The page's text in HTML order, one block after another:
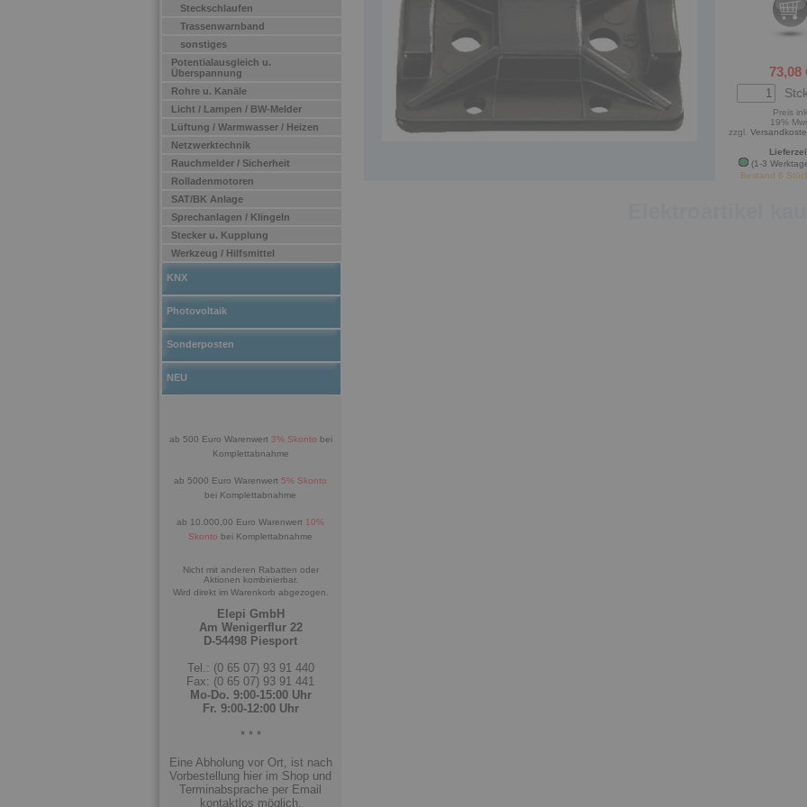
Steckschlaufen
Trassenwarnband
sonstiges
Potentialausgleich u.
Überspannung
Rohre u. Kanäle
Licht / Lampen / BW-Melder
Lüftung / Warmwasser / Heizen
Netzwerktechnik
Rauchmelder / Sicherheit
Rolladenmotoren
SAT/BK Anlage
Sprechanlagen / Klingeln
Stecker u. Kupplung
Werkzeug / Hilfsmittel
KNX
Photovoltaik
Sonderposten
NEU
ab 500 Euro Warenwert 3% Skonto bei
Komplettabnahme
ab 5000 Euro Warenwert 5% Skonto
bei Komplettabnahme
ab 10.000,00 Euro Warenwert 10%
Skonto bei Komplettabnahme
Nicht mit anderen Rabatten oder
Aktionen kombinierbar.
Wird direkt im Warenkorb abgezogen.
Elepi GmbH
Am Wenigerflur 22
D-54498 Piesport
Tel.: (0 65 07) 93 91 440
Fax: (0 65 07) 93 91 441
Mo-Do. 9:00-15:00 Uhr
Fr. 9:00-12:00 Uhr
* * *
Eine Abholung vor Ort, ist nach
Vorbestellung hier im Shop und
Terminabsprache per Email
kontaktlos möglich.
73,08
Stck.
Preis
19%
zzgl.
(1-3
Bestand 6